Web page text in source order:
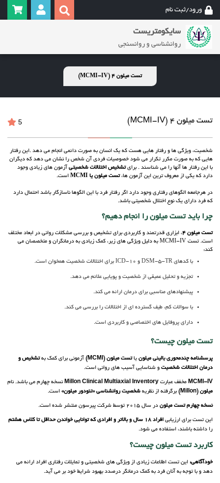
ورود/ثبت نام
سایکومتریست
روانشناسی و روانسنجی
تست میلون 4 (MCMI-IV)
تست میلون 4 (MCMI-IV) 5
شخصیت، ویژگی ها و رفتار هایی هست که یک انسان به صورت دائمی انجام می دهد .این رفتار
هایی که به صورت مکرر تکرار می شود خصوصیات فردی آن شخص را نشان می دهد که دیگران
با این رفتار ها آنها را می شناسند . برایتشخیص اختلالات شخصیتی آزمون های زیادی وجود
دارد که یکی از معروف ترین این آزمون ها،تست میلون یا MCMI است.
در هرجامعه الگوهای رفتاری وجود دارد اگر رفتار فرد با این الگوها ناسازگار باشد احتمال دارد
که فرد دارای یک نوع اختلال شخصیتی باشد.
چرا باید تست میلون را انجام دهیم؟
تست میلون 4
، ابزاری قدرتمند و کاربردی برای تشخیص و بررسی مشکلات روانی در ابعاد مختلف
است. تست MCMI-IV به دلیل ویژگی های زیر، کمک زیادی به درمانگران و متخصصان می
کند:
با کدهای DSM-5-TR و ICD-10 برای اختلالات شخصیت همخوان است.
تجزیه و تحلیل عمیقی از شخصیت و پویایی علائم می دهد.
پیشنهادهای مناسبی برای درمان ارائه می کند.
با سوالات کم، طیف گسترده ای از اختلالات را بررسی می کند.
دارای پروفایل های اختصاصی و کاربردی است.
تست میلون چیست؟
پرسشنامه چندمحوری بالینی میلون یاتست میلون (MCMI) آزمونی برای کمک بهتشخیص و
درمان اختلالات شخصیت و شناسایی آسیب های روانی است.
MCMI-IV مخفف عبارت Millon Clinical Multiaxial Inventory نسخه چهارم می باشد. نام
میلون (Millon)
برگرفته از نظریه شخصیت روانشناسی «تئودور میلون» است.
نسخه چهارم تست میلون در سال 2015 توسط شرکت پیرسون منتشر شده است.
این تست برای ارزیابی افراد 18 سال و بالاتر و افرادی که توانایی خواندن حداقل تا کلاس هشتم
را داشته باشند، استفاده می شود.
کاربرد تست میلون چیست؟
خودآگاهی: این تست اطلاعات زیادی از ویژگی های شخصیتی و تمایلات رفتاری افراد ارائه می
دهد و با توجه به آنان فرد به کمک درمانگر درصدد بهبود شرایط خود بر می آید.